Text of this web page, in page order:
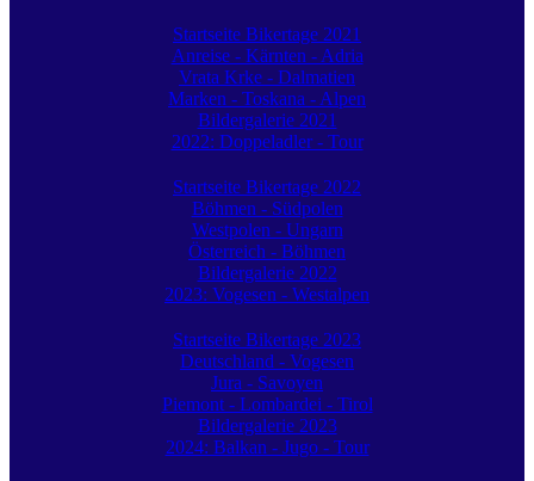
Startseite Bikertage 2021
Anreise - Kärnten - Adria
Vrata Krke - Dalmatien
Marken - Toskana - Alpen
Bildergalerie 2021
2022: Doppeladler - Tour
Startseite Bikertage 2022
Böhmen - Südpolen
Westpolen - Ungarn
Österreich - Böhmen
Bildergalerie 2022
2023: Vogesen - Westalpen
Startseite Bikertage 2023
Deutschland - Vogesen
Jura - Savoyen
Piemont - Lombardei - Tirol
Bildergalerie 2023
2024: Balkan - Jugo - Tour